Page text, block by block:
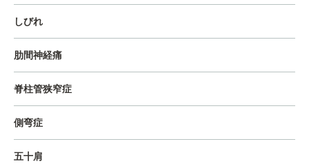
しびれ
肋間神経痛
脊柱管狭窄症
側弯症
五十肩